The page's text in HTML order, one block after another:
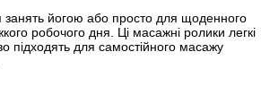
занять йогою або просто для щоденного
робочого дня. Ці масажні ролики легкі
підходять для самостійного масажу